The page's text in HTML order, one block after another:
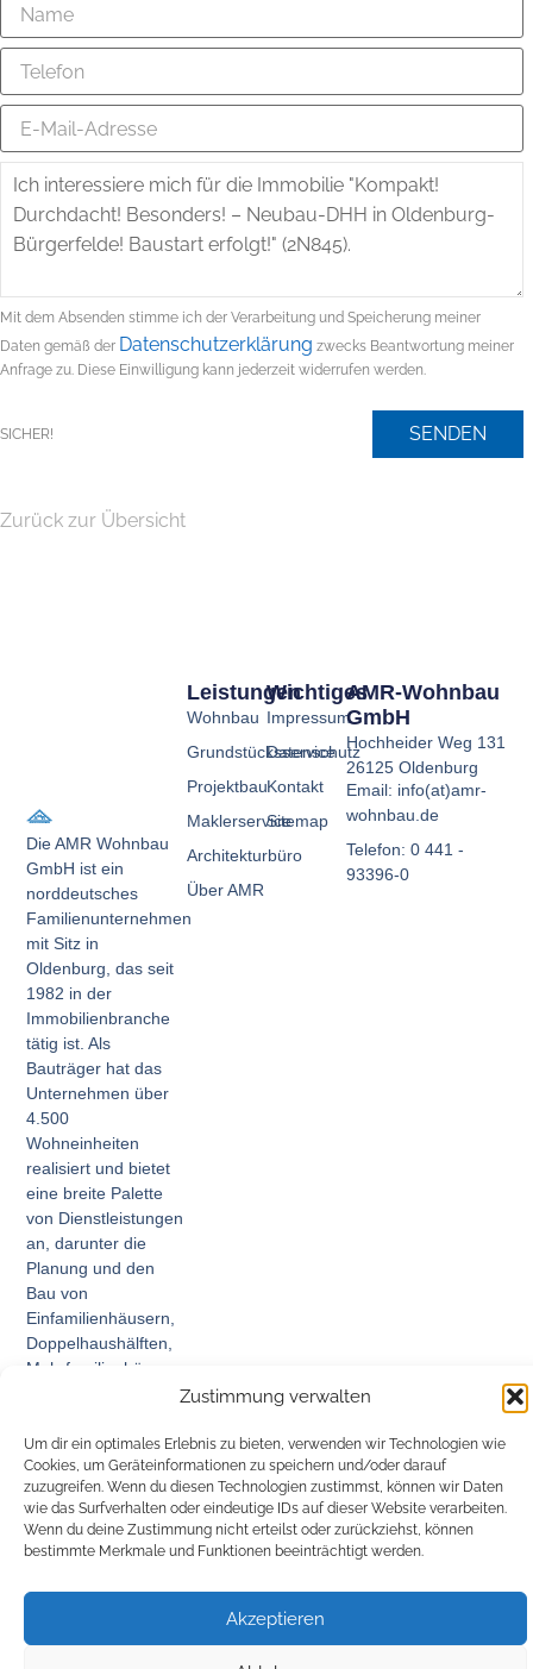
Zustimmung verwalten
Um dir ein optimales Erlebnis zu bieten, verwenden wir Technologien wie
Cookies, um Geräteinformationen zu speichern und/oder darauf
zuzugreifen. Wenn du diesen Technologien zustimmst, können wir Daten
wie das Surfverhalten oder eindeutige IDs auf dieser Website verarbeiten.
Wenn du deine Zustimmung nicht erteilst oder zurückziehst, können
bestimmte Merkmale und Funktionen beeinträchtigt werden.
Akzeptieren
Mit dem Absenden stimme ich der Verarbeitung und Speicherung meiner
Daten gemäß der Datenschutzerklärung zwecks Beantwortung meiner
Anfrage zu. Diese Einwilligung kann jederzeit widerrufen werden.
SICHER! SENDEN
Zurück zur Übersicht
Die AMR Wohnbau
GmbH ist ein
norddeutsches
Familienunternehmen
mit Sitz in
Oldenburg, das seit
1982 in der
Immobilienbranche
tätig ist. Als
Bauträger hat das
Unternehmen über
4.500
Wohneinheiten
realisiert und bietet
eine breite Palette
von Dienstleistungen
an, darunter die
Planung und den
Bau von
Einfamilienhäusern,
Doppelhaushälften,
Mehrfamilienhäusern
und Gewerbebauten.
Wichtiges
Impressum
Datenschutz
Kontakt
Sitemap
Leistungen
Wohnbau
Grundstücksservice
Projektbau
Maklerservice
Architekturbüro
Über AMR
AMR-Wohnbau
GmbH
Hochheider Weg 131
26125 Oldenburg
Email: info(at)amr-
wohnbau.de
Telefon: 0 441 -
93396-0
© 2026 AMR Wohnbau GmbH